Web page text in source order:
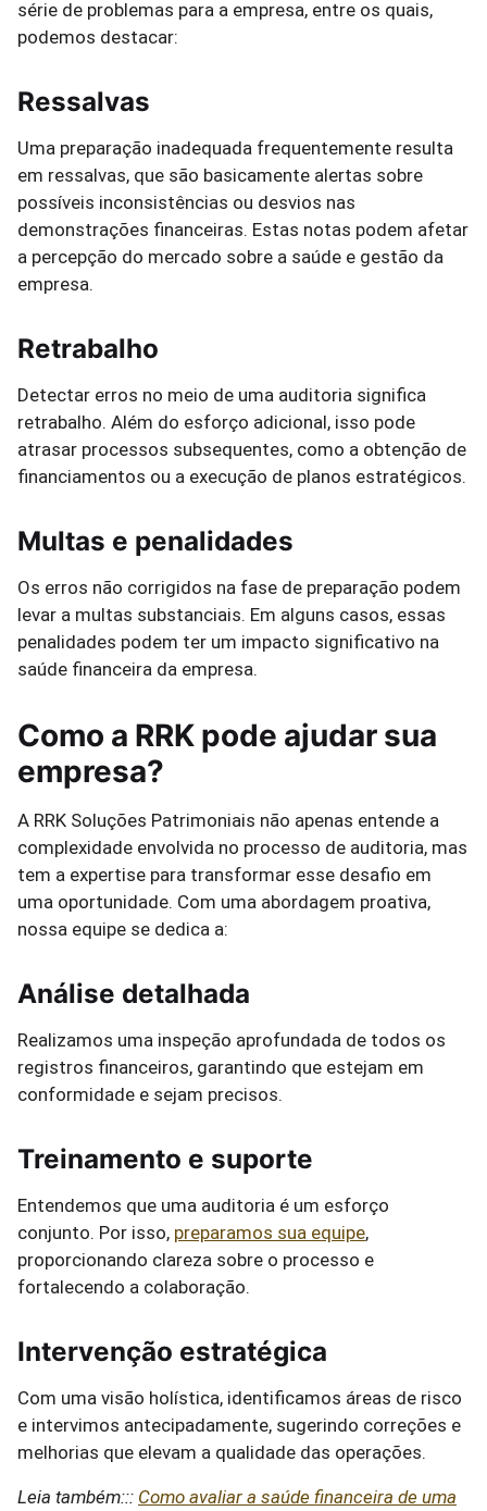
série de problemas para a empresa, entre os quais,
podemos destacar:
Ressalvas
Uma preparação inadequada frequentemente resulta
em ressalvas, que são basicamente alertas sobre
possíveis inconsistências ou desvios nas
demonstrações financeiras. Estas notas podem afetar
a percepção do mercado sobre a saúde e gestão da
empresa.
Retrabalho
Detectar erros no meio de uma auditoria significa
retrabalho. Além do esforço adicional, isso pode
atrasar processos subsequentes, como a obtenção de
financiamentos ou a execução de planos estratégicos.
Multas e penalidades
Os erros não corrigidos na fase de preparação podem
levar a multas substanciais. Em alguns casos, essas
penalidades podem ter um impacto significativo na
saúde financeira da empresa.
Como a RRK pode ajudar sua
empresa?
A RRK Soluções Patrimoniais não apenas entende a
complexidade envolvida no processo de auditoria, mas
tem a expertise para transformar esse desafio em
uma oportunidade. Com uma abordagem proativa,
nossa equipe se dedica a:
Análise detalhada
Realizamos uma inspeção aprofundada de todos os
registros financeiros, garantindo que estejam em
conformidade e sejam precisos.
Treinamento e suporte
Entendemos que uma auditoria é um esforço
conjunto. Por isso, preparamos sua equipe,
proporcionando clareza sobre o processo e
fortalecendo a colaboração.
Intervenção estratégica
Com uma visão holística, identificamos áreas de risco
e intervimos antecipadamente, sugerindo correções e
melhorias que elevam a qualidade das operações.
Leia também::: Como avaliar a saúde financeira de uma